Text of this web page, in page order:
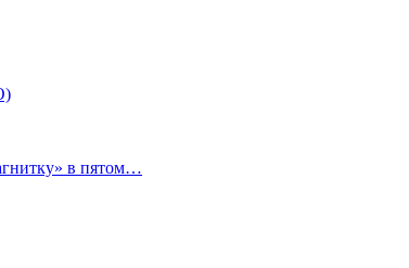
в пятом…